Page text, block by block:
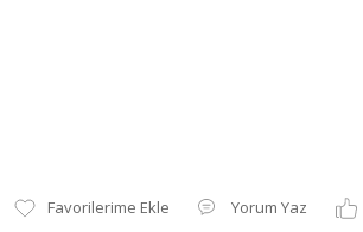
Yorum Yaz